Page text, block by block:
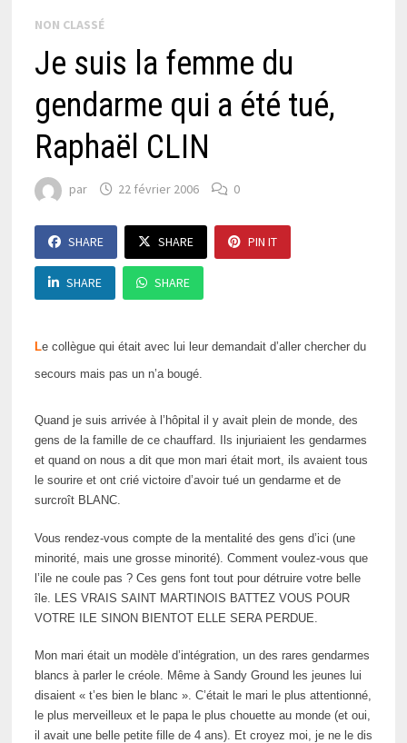
NON CLASSÉ
Je suis la femme du
gendarme qui a été tué,
Raphaël CLIN
par 22 février 2006 0
SHARE SHARE PIN IT
SHARE SHARE
Le collègue qui était avec lui leur demandait d’aller chercher du
secours mais pas un n’a bougé.
Quand je suis arrivée à l’hôpital il y avait plein de monde, des
gens de la famille de ce chauffard. Ils injuriaient les gendarmes
et quand on nous a dit que mon mari était mort, ils avaient tous
le sourire et ont crié victoire d’avoir tué un gendarme et de
surcroît BLANC.
Vous rendez-vous compte de la mentalité des gens d’ici (une
minorité, mais une grosse minorité). Comment voulez-vous que
l’ile ne coule pas ? Ces gens font tout pour détruire votre belle
île. LES VRAIS SAINT MARTINOIS BATTEZ VOUS POUR
VOTRE ILE SINON BIENTOT ELLE SERA PERDUE.
Mon mari était un modèle d’intégration, un des rares gendarmes
blancs à parler le créole. Même à Sandy Ground les jeunes lui
disaient « t’es bien le blanc ». C’était le mari le plus attentionné,
le plus merveilleux et le papa le plus chouette au monde (et oui,
il avait une belle petite fille de 4 ans). Et croyez moi, je ne le dis